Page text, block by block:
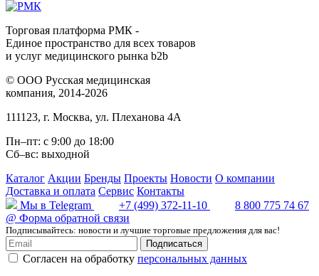
Торговая платформа РМК -
Единое пространство для всех товаров
и услуг медицинского рынка b2b
© ООО Русская медицинская
компания, 2014-2026
111123, г. Москва, ул. Плеханова 4А
Пн–пт: с 9:00 до 18:00
Сб–вс: выходной
Каталог Акции Бренды Проекты Новости О компании
Доставка и оплата Сервис Контакты
Мы в Telegram
+7 (499) 372-11-10
8 800 775 74 67
@ Форма обратной связи
Подписывайтесь: новости и лучшие торговые предложения для вас!
Подписаться
Согласен на обработку персональных данных